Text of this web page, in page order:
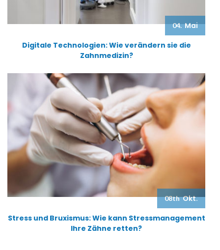
04. Mai
Digitale Technologien: Wie verändern sie die
Zahnmedizin?
08th Okt.
Stress und Bruxismus: Wie kann Stressmanagement
Ihre Zähne retten?